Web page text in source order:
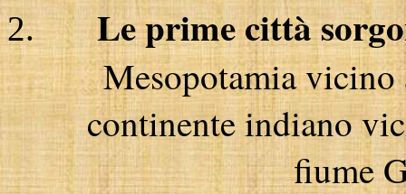
Le prime città
Mesopotamia
continente indiano
fiume